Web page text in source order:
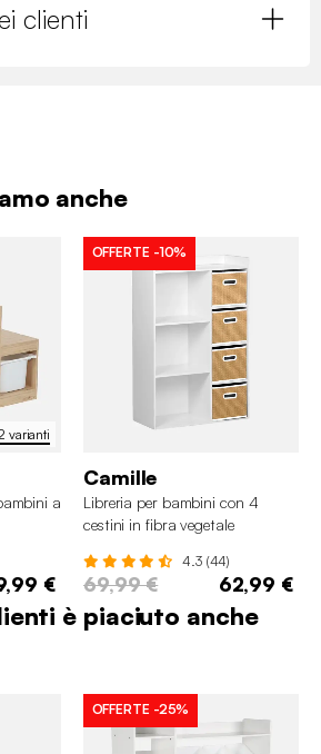
clienti
anche
varianti
a
€
OFFERTE -10%
Camille
Libreria per bambini con 4
cestini in fibra vegetale
4.3 (44)
69,99 € 62,99 €
è piaciuto anche
OFFERTE -25%